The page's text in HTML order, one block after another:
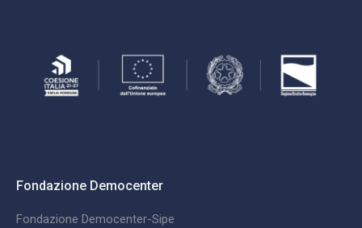
Fondazione Democenter
Fondazione Democenter-Sipe